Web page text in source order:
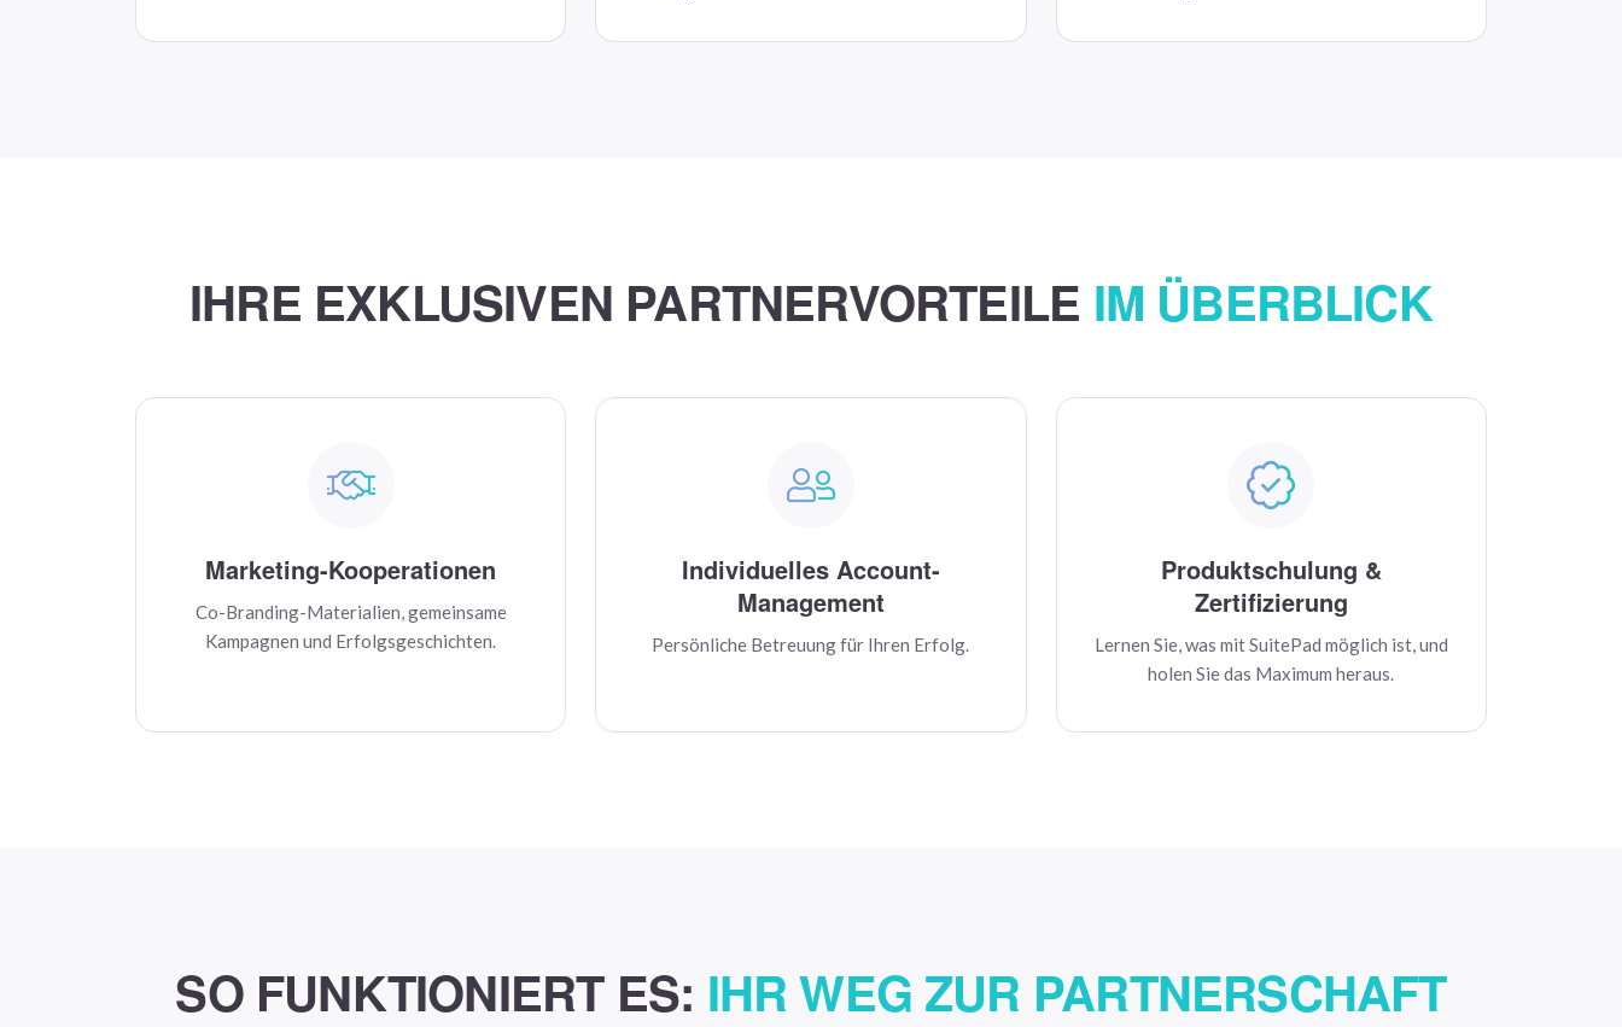
IHRE EXKLUSIVEN PARTNERVORTEILE IM ÜBERBLICK
Marketing-Kooperationen
Co-Branding-Materialien, gemeinsame
Kampagnen und Erfolgsgeschichten.
Individuelles Account-
Management
Persönliche Betreuung für Ihren Erfolg.
Produktschulung &
Zertifizierung
Lernen Sie, was mit SuitePad möglich ist, und
holen Sie das Maximum heraus.
SO FUNKTIONIERT ES: IHR WEG ZUR PARTNERSCHAFT